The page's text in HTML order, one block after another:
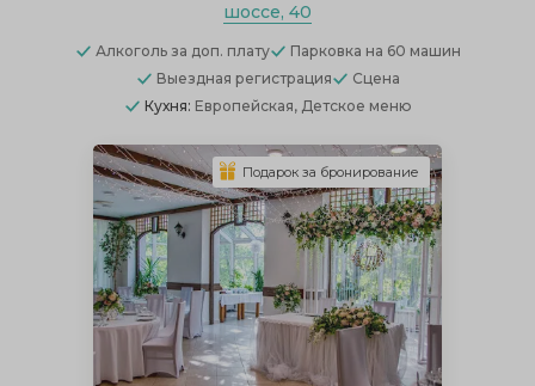
шоссе, 40
Алкоголь за доп. плату Парковка на 60 машин
Выездная регистрация
Сцена
Кухня: Европейская, Детское меню
Подарок за бронирование